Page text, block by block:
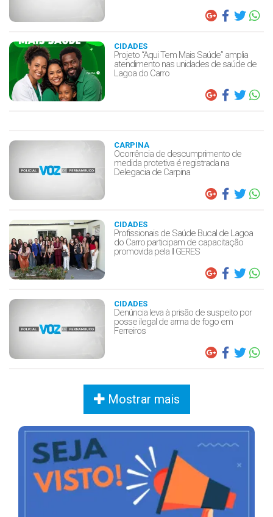
CIDADES
Projeto “Aqui Tem Mais Saúde” amplia
atendimento nas unidades de saúde de
Lagoa do Carro
CARPINA
Ocorrência de descumprimento de
medida protetiva é registrada na
Delegacia de Carpina
CIDADES
Profissionais de Saúde Bucal de Lagoa
do Carro participam de capacitação
promovida pela II GERES
CIDADES
Denúncia leva à prisão de suspeito por
posse ilegal de arma de fogo em
Ferreiros
Mostrar mais